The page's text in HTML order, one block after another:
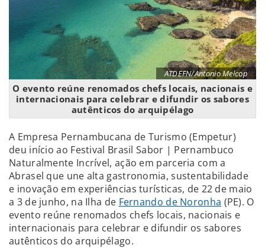
ATDEFN/Antonio Melcop
O evento reúne renomados chefs locais, nacionais e
internacionais para celebrar e difundir os sabores
autênticos do arquipélago
A Empresa Pernambucana de Turismo (Empetur)
deu início ao Festival Brasil Sabor | Pernambuco
Naturalmente Incrível, ação em parceria com a
Abrasel que une alta gastronomia, sustentabilidade
e inovação em experiências turísticas, de 22 de maio
a 3 de junho, na Ilha de Fernando de Noronha (PE). O
evento reúne renomados chefs locais, nacionais e
internacionais para celebrar e difundir os sabores
autênticos do arquipélago.